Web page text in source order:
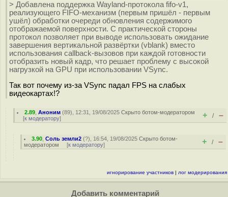
> Добавлена поддержка Wayland-протокола fifo-v1,
реализующего FIFO-механизм (первым пришёл - первым
ушёл) обработки очереди обновления содержимого
отображаемой поверхности. С практической стороны
протокол позволяет при выводе использовать ожидание
завершения вертикальной развёртки (vblank) вместо
использования callback-вызовов при каждой готовности
отобразить новый кадр, что решает проблему с высокой
нагрузкой на GPU при использовании VSync.
Так вот почему из-за VSynс падал FPS на слабых
видеокартах!?
2.89 ,Аноним (89), 12:31, 19/08/2025Скрыто ботом-модератором
[к модератору] + / –
3.90 ,Соль земли2 (?), 16:54, 19/08/2025Скрыто ботом-
модератором [к модератору] + / –
игнорирование участников | лог модерирования
Добавить комментарий